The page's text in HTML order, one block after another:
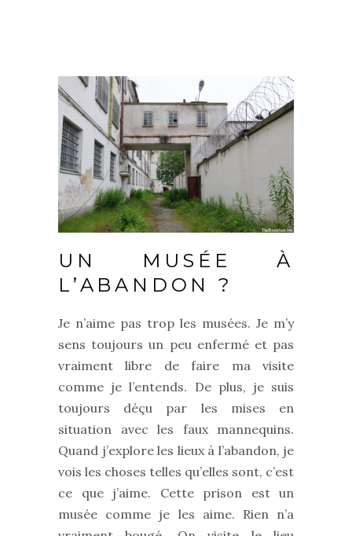
UN MUSÉE À
L’ABANDON ?
Je n’aime pas trop les musées. Je m’y
sens toujours un peu enfermé et pas
vraiment libre de faire ma visite
comme je l’entends. De plus, je suis
toujours déçu par les mises en
situation avec les faux mannequins.
Quand j’explore les lieux à l’abandon, je
vois les choses telles qu’elles sont, c’est
ce que j’aime. Cette prison est un
musée comme je les aime. Rien n’a